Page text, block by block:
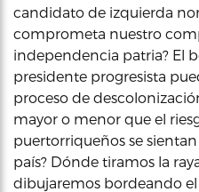
candidato de izquierda
comprometa nuestro
independencia patria? El
presidente progresista
proceso de
mayor o menor que el
puertorriqueños se
país? Dónde tiramos la
dibujaremos bordeando